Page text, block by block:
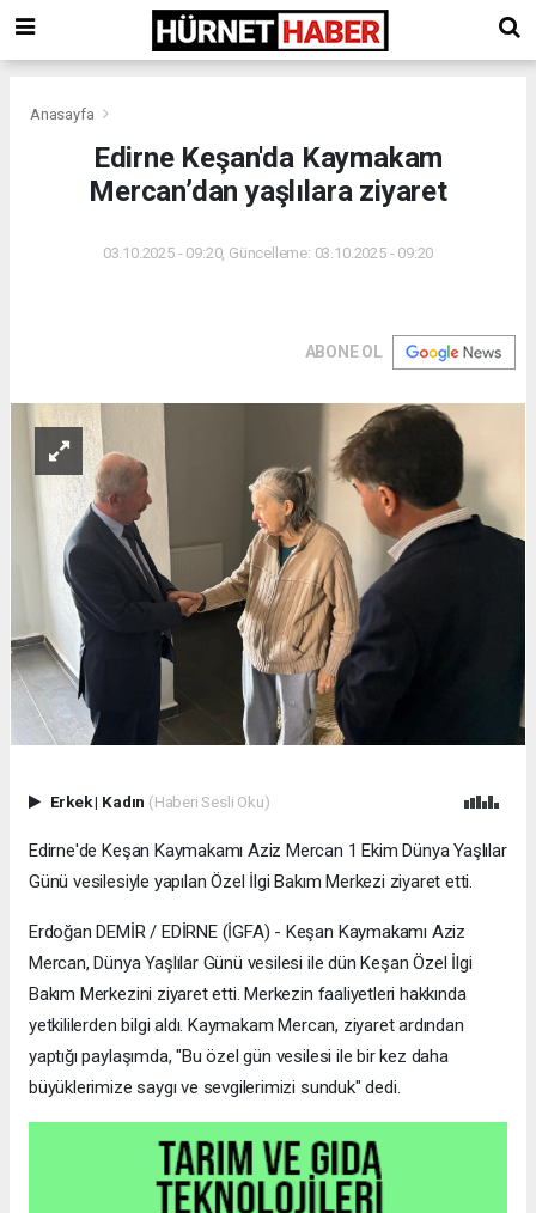
Anasayfa
Edirne Keşan'da Kaymakam
Mercan’dan yaşlılara ziyaret
03.10.2025 - 09:20, Güncelleme: 03.10.2025 - 09:20
ABONE OL
Erkek| Kadın (Haberi Sesli Oku)
Edirne'de Keşan Kaymakamı Aziz Mercan 1 Ekim Dünya Yaşlılar
Günü vesilesiyle yapılan Özel İlgi Bakım Merkezi ziyaret etti.
Erdoğan DEMİR / EDİRNE (İGFA) - Keşan Kaymakamı Aziz
Mercan, Dünya Yaşlılar Günü vesilesi ile dün Keşan Özel İlgi
Bakım Merkezini ziyaret etti. Merkezin faaliyetleri hakkında
yetkililerden bilgi aldı. Kaymakam Mercan, ziyaret ardından
yaptığı paylaşımda, "Bu özel gün vesilesi ile bir kez daha
büyüklerimize saygı ve sevgilerimizi sunduk" dedi.